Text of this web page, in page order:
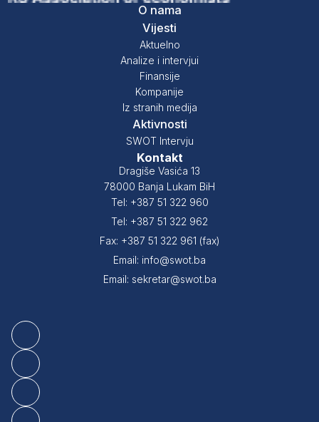
O nama
Vijesti
Aktuelno
Analize i intervjui
Finansije
Kompanije
Iz stranih medija
Aktivnosti
SWOT Intervju
Kontakt
Dragiše Vasića 13
78000 Banja Lukam BiH
Tel: +387 51 322 960
Tel: +387 51 322 962
Fax: +387 51 322 961 (fax)
Email: info@swot.ba
Email: sekretar@swot.ba